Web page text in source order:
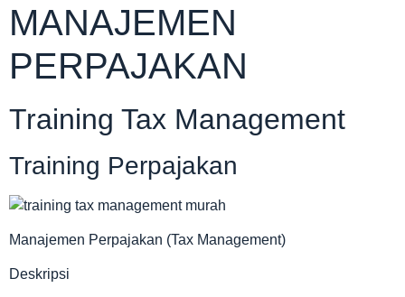
MANAJEMEN
PERPAJAKAN
Training Tax Management
Training Perpajakan
Manajemen Perpajakan (Tax Management)
Deskripsi